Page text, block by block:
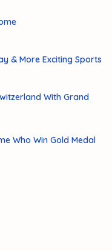
& More Exciting Sports
With Grand
Who Win Gold Medal